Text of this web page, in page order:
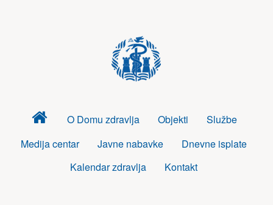
Dom
zdravlja
O Domu zdravlja Objekti
Službe
Medija centar
Javne nabavke
Dnevne isplate
Kalendar zdravlja
Kontakt